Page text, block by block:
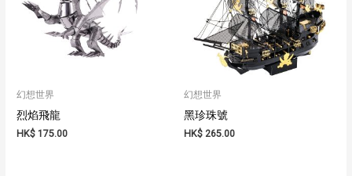
幻想世界
烈焰飛龍
HK$ 175.00
幻想世界
黑珍珠號
HK$ 265.00